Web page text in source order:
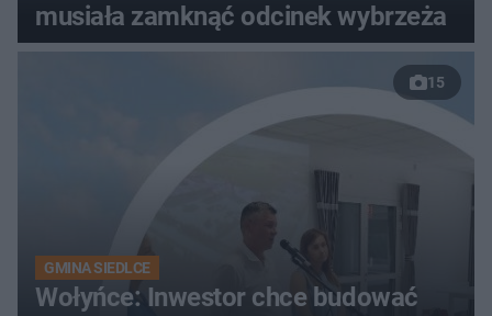
musiała zamknąć odcinek wybrzeża
15
GMINA SIEDLCE
Wołyńce: Inwestor chce budować